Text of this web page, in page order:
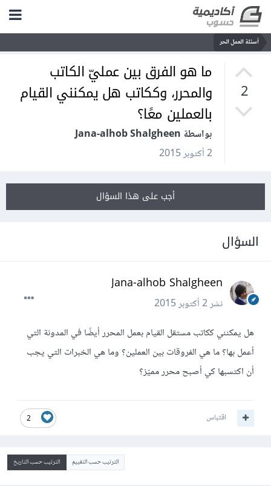
أسئلة العمل الحر
2
ما هو الفرق بين عمليّ الكاتب
والمحرر، وككاتب هل يمكنني القيام
بالعملين معًا؟
بواسطة Jana-alhob Shalgheen
2 أكتوبر 2015
أجب على هذا السؤال
السؤال
Jana-alhob Shalgheen
نشر2 أكتوبر 2015
هل يمكنني ككاتب مستقل القيام بعمل المحرر أيضًا في المدونة التي
أعمل بها؟ ما هي الفروقات بين العملين؟ وما هي الخبرات التي يجب
أن اكتسبها كي أصبح محرر مميّز؟
2 اقتباس
الترتيب حسب التقييم الترتيب حسب التاريخ